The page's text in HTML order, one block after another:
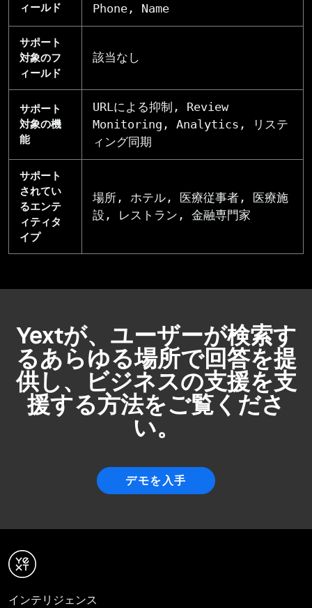
ィールド
Phone, Name
サポート
対象のフ
ィールド
該当なし
サポート
対象の機
能
URLによる抑制, Review
Monitoring, Analytics, リステ
ィング同期
サポート
されてい
るエンテ
ィティタ
イプ
場所, ホテル, 医療従事者, 医療施
設, レストラン, 金融専門家
Yextが、ユーザーが検索す
るあらゆる場所で回答を提
供し、ビジネスの支援を支
援する方法をご覧くださ
い。
デモを入手
インテリジェンス